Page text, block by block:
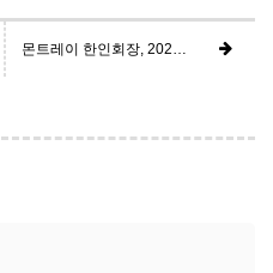
몬트레이 한인회장, 2026년 병오년 신년사